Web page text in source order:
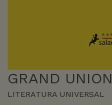
GRAND UNION
LITERATURA UNIVERSAL